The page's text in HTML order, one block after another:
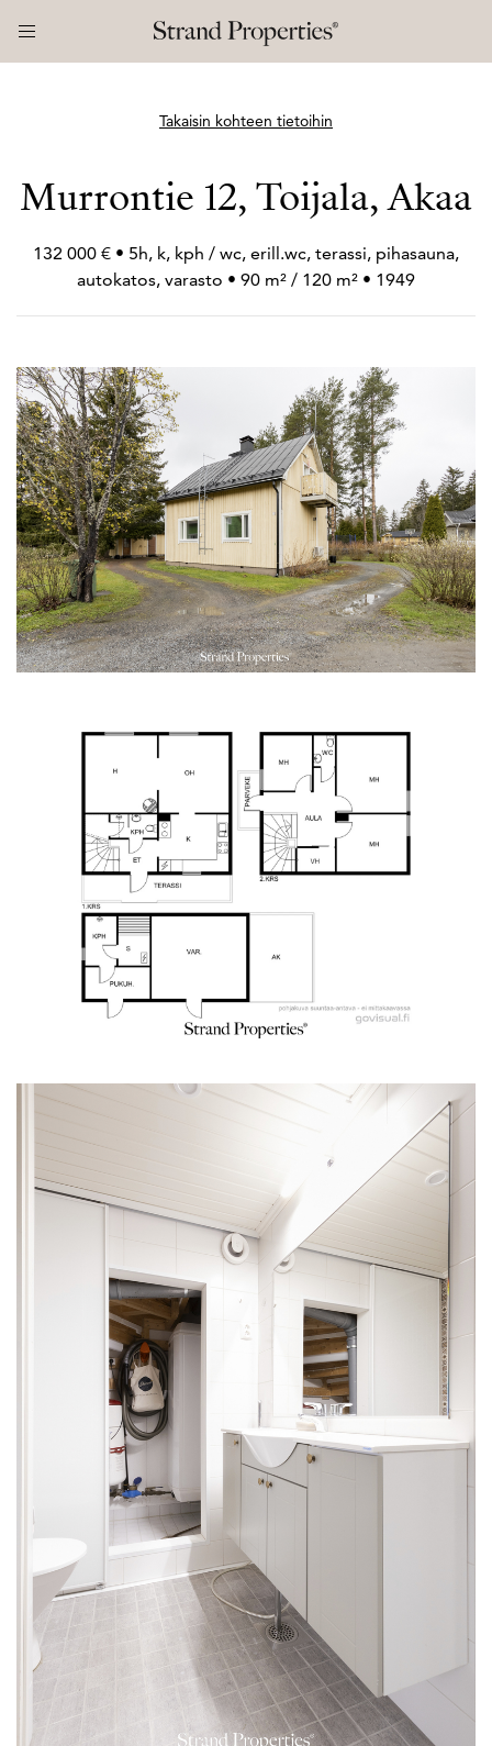
Takaisin kohteen tietoihin
Murrontie 12, Toijala, Akaa
132 000 € • 5h, k, kph / wc, erill.wc, terassi, pihasauna,
autokatos, varasto • 90 m² / 120 m² • 1949